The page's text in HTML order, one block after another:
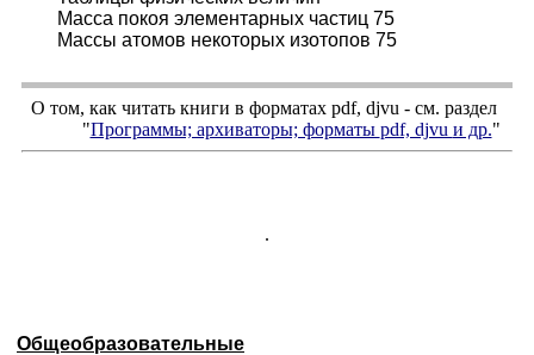
Масса покоя элементарных частиц 75
Массы атомов некоторых изотопов 75
О том, как читать книги в форматах pdf, djvu - см. раздел
"Программы; архиваторы; форматы pdf, djvu и др."
.
Общеобразовательные